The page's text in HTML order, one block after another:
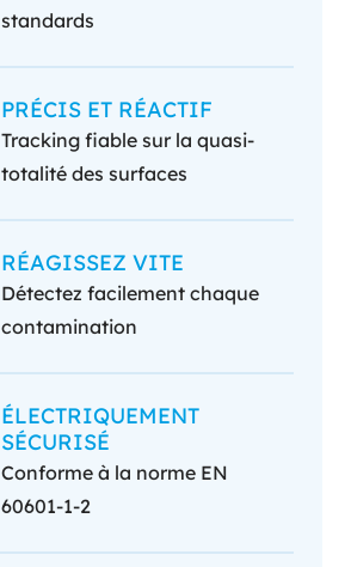
standards
PRÉCIS ET RÉACTIF
Tracking fiable sur la quasi-
totalité des surfaces
RÉAGISSEZ VITE
Détectez facilement chaque
contamination
ÉLECTRIQUEMENT
SÉCURISÉ
Conforme à la norme EN
60601-1-2